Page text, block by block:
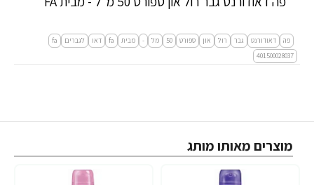
פה דאודורנט גבר רול און ספורט 50 מל - מבית fa דאו לגברים
fa
401500028037
מוצרים מאותו מותג